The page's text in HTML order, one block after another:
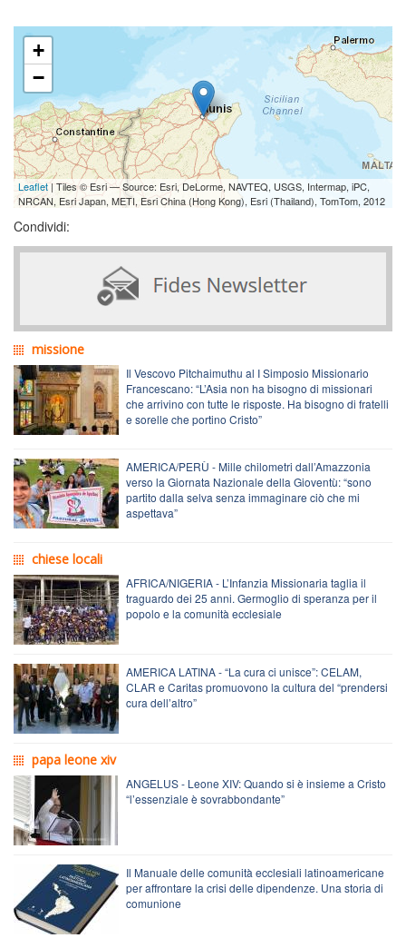
+
−
Leaflet| Tiles © Esri — Source: Esri, DeLorme, NAVTEQ, USGS, Intermap, iPC,
NRCAN, Esri Japan, METI, Esri China (Hong Kong), Esri (Thailand), TomTom, 2012
Condividi:
missione
Il Vescovo Pitchaimuthu al I Simposio Missionario
Francescano: “L’Asia non ha bisogno di missionari
che arrivino con tutte le risposte. Ha bisogno di fratelli
e sorelle che portino Cristo”
AMERICA/PERÙ - Mille chilometri dall’Amazzonia
verso la Giornata Nazionale della Gioventù: “sono
partito dalla selva senza immaginare ciò che mi
aspettava”
chiese locali
AFRICA/NIGERIA - L’Infanzia Missionaria taglia il
traguardo dei 25 anni. Germoglio di speranza per il
popolo e la comunità ecclesiale
AMERICA LATINA - “La cura ci unisce”: CELAM,
CLAR e Caritas promuovono la cultura del “prendersi
cura dell’altro”
papa leone xiv
ANGELUS - Leone XIV: Quando si è insieme a Cristo
“l’essenziale è sovrabbondante”
Il Manuale delle comunità ecclesiali latinoamericane
per affrontare la crisi delle dipendenze. Una storia di
comunione